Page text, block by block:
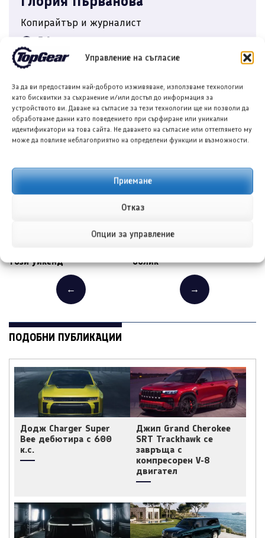
Управление на съгласие
За да ви предоставим най-доброто изживяване, използваме технологии
като бисквитки за съхранение и/или достъп до информация за
устройството ви. Даване на съгласие за тези технологии ще ни позволи да
обработваме данни като поведението при сърфиране или уникални
идентификатори на това сайта. Не даването на съгласие или оттеглянето му
може да повлияе неблагоприятно на определени функции и възможности.
Приемане
Отказ
Опции за управление
Копирайтър и журналист
ПРЕДИШНА/СЛЕДВАЩА
БМВ може да представи
този уикенд
←
Пежо e-208 GTi ще
облик
→
ПОДОБНИ ПУБЛИКАЦИИ
Додж Charger Super
Bee дебютира с 600
к.с.
Джип Grand Cherokee
SRT Trackhawk се
завръща с
компресорен V-8
двигател